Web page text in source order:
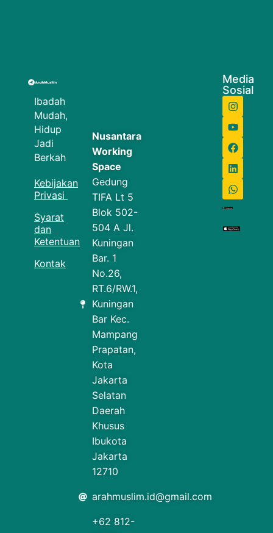
Ibadah
Mudah,
Hidup
Jadi
Berkah
Kebijakan
Privasi
Syarat
dan
Ketentuan
Kontak
Nusantara
Working
Space
Gedung
TIFA Lt 5
Blok 502-
504 A Jl.
Kuningan
Bar. 1
No.26,
RT.6/RW.1,
Kuningan
Bar Kec.
Mampang
Prapatan,
Kota
Jakarta
Selatan
Daerah
Khusus
Ibukota
Jakarta
12710
arahmuslim.id@gmail.com
+62 812-
Media
Sosial